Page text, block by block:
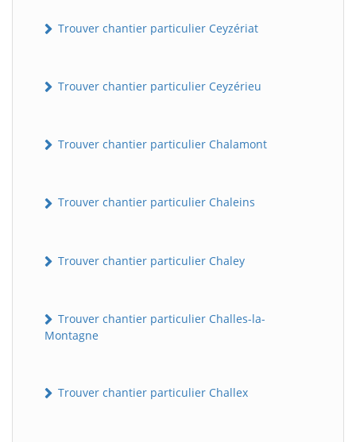
Trouver chantier particulier Ceyzériat
Trouver chantier particulier Ceyzérieu
Trouver chantier particulier Chalamont
Trouver chantier particulier Chaleins
Trouver chantier particulier Chaley
Trouver chantier particulier Challes-la-
Montagne
Trouver chantier particulier Challex